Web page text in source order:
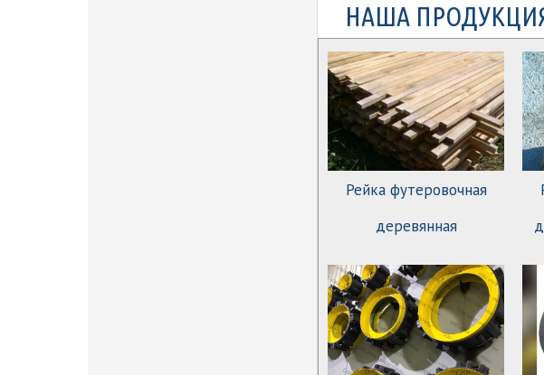
НАША
Рейка футеровочная
деревянная